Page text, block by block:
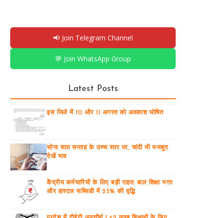
📢 Join Telegram Channel
💬 Join WhatsApp Group
Latest Posts
इस जिले में 10 और 11 अगस्त को अवकाश घोषित
सोना सात सप्ताह के उच्च स्तर पर, चांदी भी मजबूत:
देखें भाव
केंद्रीय कर्मचारियों के लिए बड़ी राहत: बाल शिक्षा भत्ता
और हास्टल सब्सिडी में 25% की वृद्धि